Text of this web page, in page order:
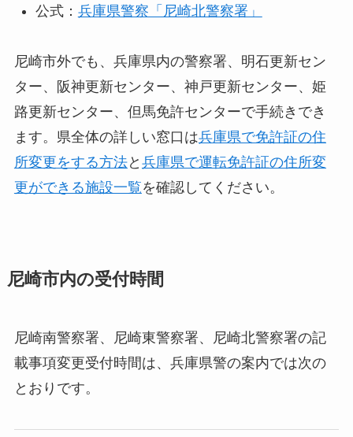
公式： 兵庫県警察「尼崎北警察署」
尼崎市外でも、兵庫県内の警察署、明石更新セン
ター、阪神更新センター、神戸更新センター、姫
路更新センター、但馬免許センターで手続きでき
ます。県全体の詳しい窓口は兵庫県で免許証の住
所変更をする方法と 兵庫県で運転免許証の住所変
更ができる施設一覧を確認してください。
尼崎市内の受付時間
尼崎南警察署、尼崎東警察署、尼崎北警察署の記
載事項変更受付時間は、兵庫県警の案内では次の
とおりです。